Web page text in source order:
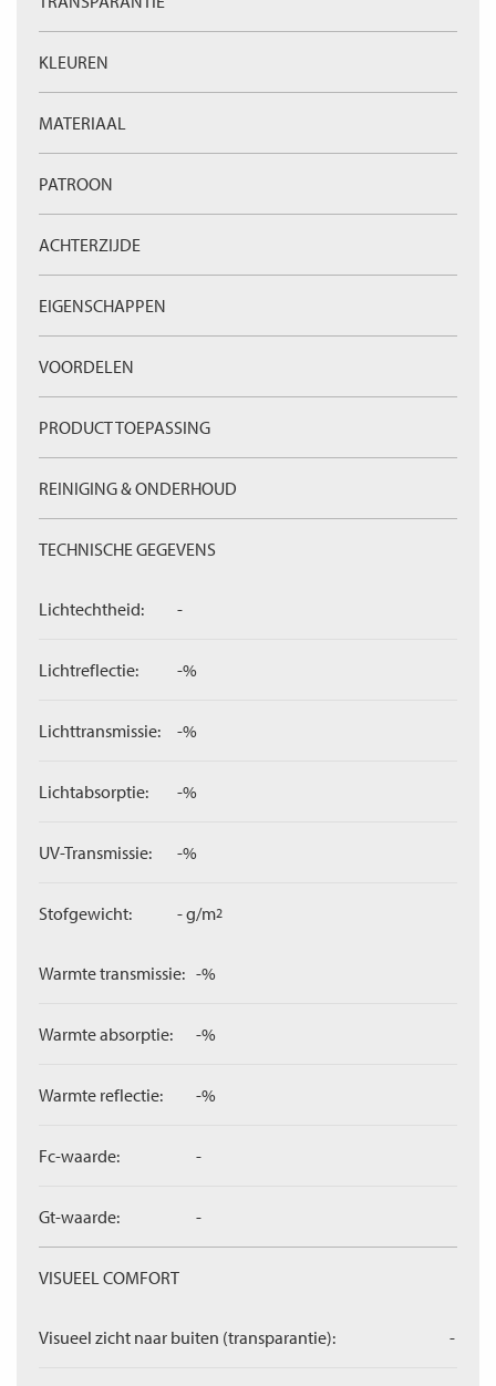
KLEUREN
MATERIAAL
PATROON
ACHTERZIJDE
EIGENSCHAPPEN
VOORDELEN
PRODUCT TOEPASSING
REINIGING & ONDERHOUD
TECHNISCHE GEGEVENS
Lichtechtheid: -
Lichtreflectie: -%
Lichttransmissie: -%
Lichtabsorptie: -%
UV-Transmissie: -%
Stofgewicht: - g/m2
Warmte transmissie: -%
Warmte absorptie: -%
Warmte reflectie: -%
Fc-waarde: -
Gt-waarde: -
VISUEEL COMFORT
Visueel zicht naar buiten (transparantie): -